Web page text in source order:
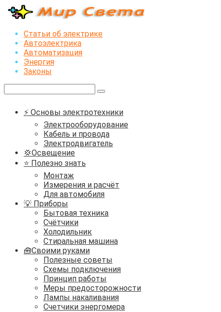
Перейти
Статьи об электрике
Автоэлектрика
Автоматизация
Энергия
Законы
⚡ Основы электротехники
Электрооборудование
Кабель и провода
Электродвигатель
💢Освещение
⭐ Полезно знать
Монтаж
Измерения и расчёт
Для автомобиля
💡 Приборы
Бытовая техника
Счётчики
Холодильник
Стиральная машина
🧰Своими руками
Полезные советы
Схемы подключения
Принцип работы
Меры предосторожности
Лампы накаливания
Счетчики энергомера